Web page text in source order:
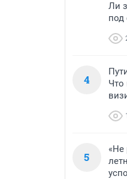
Ли
под
4
Что
5
«Не